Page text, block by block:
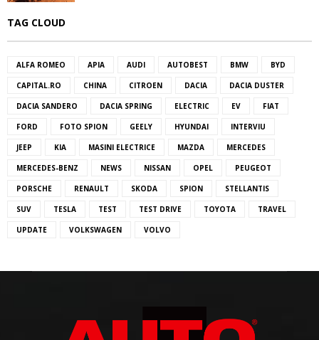
TAG CLOUD
ALFA ROMEO APIA AUDI AUTOBEST BMW BYD
CAPITAL.RO CHINA CITROEN DACIA DACIA DUSTER
DACIA SANDERO DACIA SPRING ELECTRIC EV FIAT
FORD FOTO SPION GEELY HYUNDAI INTERVIU
JEEP KIA MASINI ELECTRICE MAZDA MERCEDES
MERCEDES-BENZ NEWS NISSAN OPEL PEUGEOT
PORSCHE RENAULT SKODA SPION STELLANTIS
SUV TESLA TEST TEST DRIVE TOYOTA TRAVEL
UPDATE VOLKSWAGEN VOLVO